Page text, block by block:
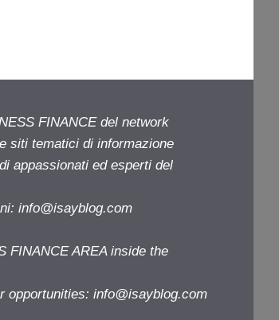
FINANCE del network
siti tematici di informazione
appassionati ed esperti del
info@isayblog.com
FINANCE AREA inside the
opportunities: info@isayblog.com